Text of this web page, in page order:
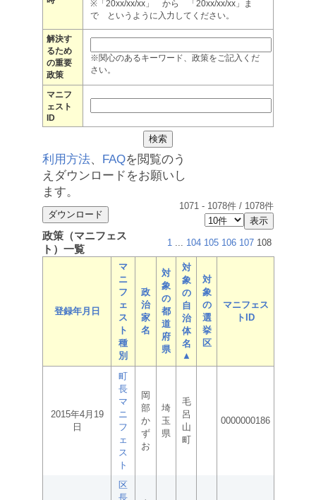
※「20xx/xx/xx」 から 「20xx/xx/xx」ま
で というように入力してください。
解決す
るため
の重要
政策
※関心のあるキーワード、政策をご記入くだ
さい。
マニフ
ェスト
ID
利用方法、 FAQを閲覧のう
えダウンロードをお願いし
ます。
1071 - 1078件 / 1078件
政策（マニフェス
ト）一覧
1 ... 104 105 106 107 108
登録年月日
マ
ニ
フ
ェ
ス
ト
種
別
政
治
家
名
対
象
の
都
道
府
県
対
象
の
自
治
体
名
▲
対
象
の
選
挙
区
マニフェス
トID
2015年4月19
日
町
長
マ
ニ
フ
ェ
ス
ト
岡
部
か
ず
お
埼
玉
県
毛
呂
山
町
0000000186
区
長